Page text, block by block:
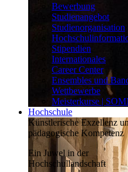
Bewerbung
Studienangebot
Studienorganisation
Stipendien
Internationales
Career Center
Ensembles und
Wettbewerbe
Meisterkurse |
Hochschule
Künstlerische Exzellenz
pädagogische Kompetenz
Ein Juwel in der
Hochschullandschaft